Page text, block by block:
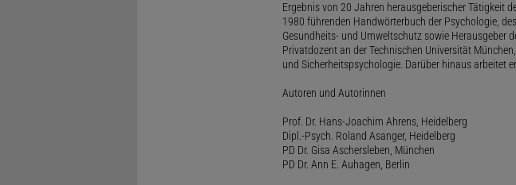
Ergebnis von 20 Jahren herausgeberischer Tätigkeit
1980 führenden Handwörterbuch der Psychologie,
Gesundheits- und Umweltschutz sowie Herausgeber
Privatdozent an der Technischen Universität
und Sicherheitspsychologie. Darüber hinaus arbeitet
Autoren und Autorinnen
Prof. Dr. Hans-Joachim Ahrens, Heidelberg
Dipl.-Psych. Roland Asanger, Heidelberg
PD Dr. Gisa Aschersleben, München
PD Dr. Ann E. Auhagen, Berlin